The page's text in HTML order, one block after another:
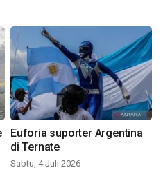
Euforia suporter Argentina
di Ternate
Sabtu, 4 Juli 2026